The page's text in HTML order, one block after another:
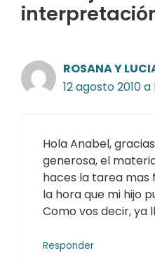
ROSANA Y
12 agosto 2010 a
Hola Anabel,
generosa, el
haces la tarea mas
la hora que mi hijo
Como vos decir, ya
Responder